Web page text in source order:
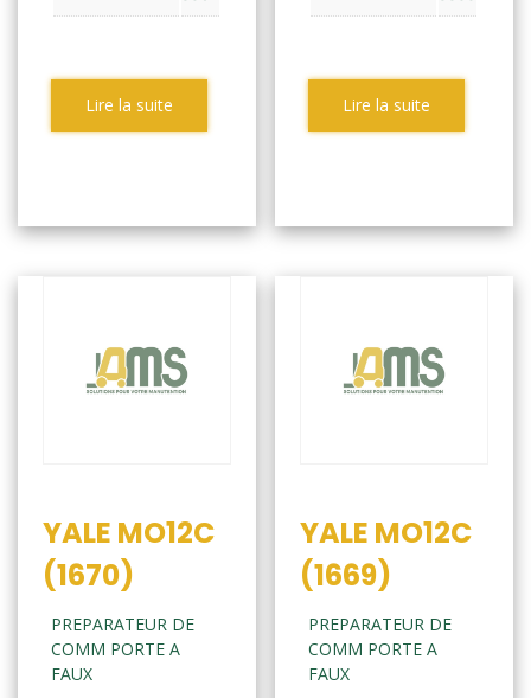
Lire la suite Lire la suite
YALE MO12C
(1670)
PREPARATEUR DE
COMM PORTE A
FAUX
YALE MO12C
(1669)
PREPARATEUR DE
COMM PORTE A
FAUX